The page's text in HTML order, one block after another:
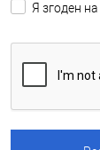
Я згоден на